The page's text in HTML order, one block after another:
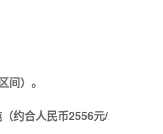
）。
约合人民币2556元/